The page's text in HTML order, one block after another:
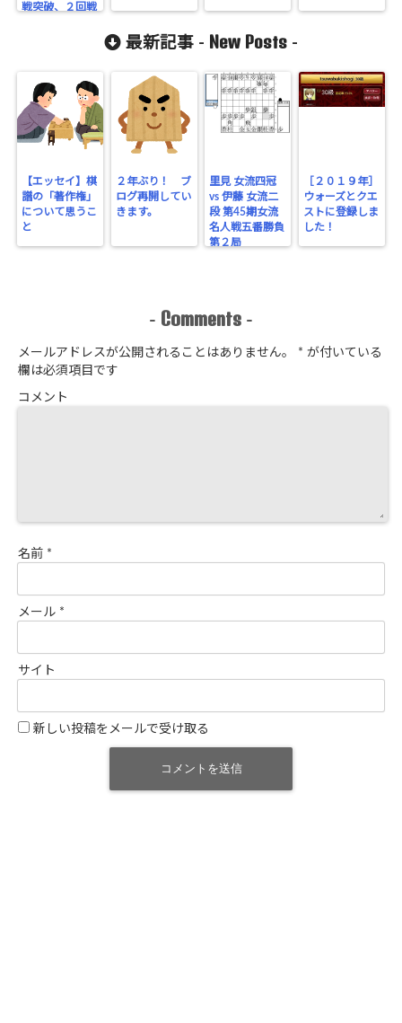
戦突破、２回戦
最新記事 - New Posts -
【エッセイ】棋
譜の「著作権」
について思うこ
と
２年ぶり！ ブ
ログ再開してい
きます。
里見 女流四冠
vs 伊藤 女流二
段 第45期女流
名人戦五番勝負
第２局
［２０１９年］
ウォーズとクエ
ストに登録しま
した！
- Comments -
メールアドレスが公開されることはありません。 * が付いている
欄は必須項目です
コメント
名前 *
メール *
サイト
新しい投稿をメールで受け取る